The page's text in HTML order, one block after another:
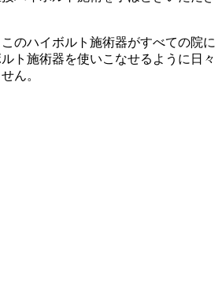
のハイボルト施術器がすべての院に
ト施術器を使いこなせるように日々
ん。